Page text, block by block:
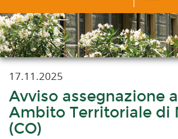
17.11.2025
Avviso assegnazione
Ambito Territoriale di
(CO)